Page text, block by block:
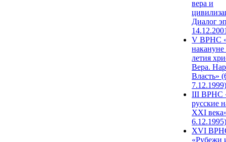
вера и
Диалог
V ВРНС
накануне
летия
Вера.
Власть»
7.12.1999)
III ВРНС
русские
XXI
6.12.1995)
XVI
«Рубежи